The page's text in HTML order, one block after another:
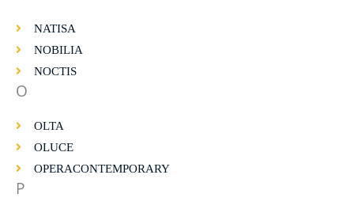
NATISA
NOBILIA
NOCTIS
O
OLTA
OLUCE
OPERACONTEMPORARY
P